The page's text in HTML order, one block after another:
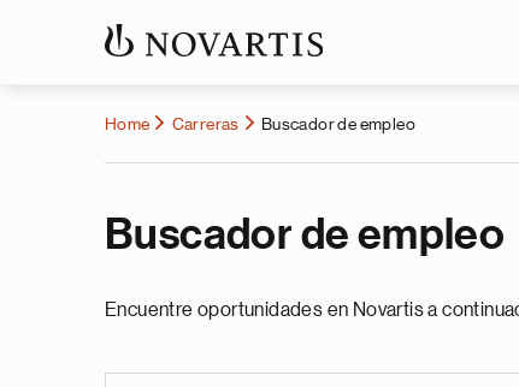
Home Carreras Buscador de empleo
Buscador de empleo
Encuentre oportunidades en Novartis a